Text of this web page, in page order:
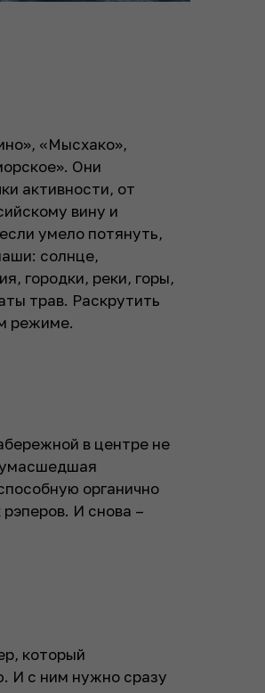
«Мысхако»,
Они
активности, от
вину и
умело потянуть,
солнце,
городки, реки, горы,
трав. Раскрутить
режиме.
в центре не
органично
И снова –
который
И с ним нужно сразу